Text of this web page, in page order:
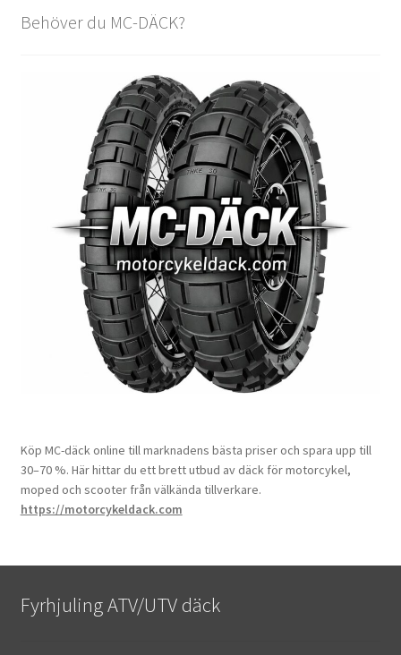
Behöver du MC-DÄCK?
Köp MC-däck online till marknadens bästa priser och spara upp till
30–70 %. Här hittar du ett brett utbud av däck för motorcykel,
moped och scooter från välkända tillverkare.
https://motorcykeldack.com
Fyrhjuling ATV/UTV däck